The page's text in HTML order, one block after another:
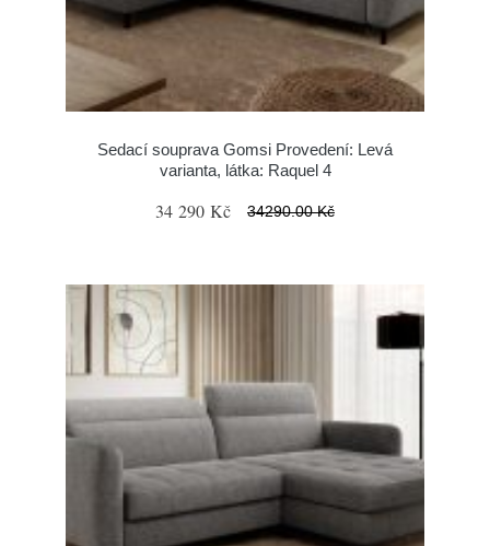
Sedací souprava Gomsi Provedení: Levá
varianta, látka: Raquel 4
34 290 Kč 34290.00 Kč